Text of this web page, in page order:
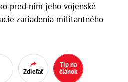
pred ním jeho vojenské
zariadenia militantného
Zdieľať
Tip na
článok